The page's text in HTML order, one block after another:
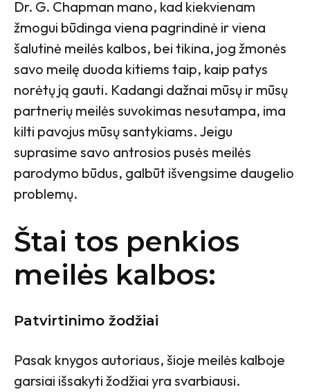
Dr. G. Chapman mano, kad kiekvienam
žmogui būdinga viena pagrindinė ir viena
šalutinė meilės kalbos, bei tikina, jog žmonės
savo meilę duoda kitiems taip, kaip patys
norėtų ją gauti. Kadangi dažnai mūsų ir mūsų
partnerių meilės suvokimas nesutampa, ima
kilti pavojus mūsų santykiams. Jeigu
suprasime savo antrosios pusės meilės
parodymo būdus, galbūt išvengsime daugelio
problemų.
Štai tos penkios
meilės kalbos:
Patvirtinimo žodžiai
Pasak knygos autoriaus, šioje meilės kalboje
garsiai išsakyti žodžiai yra svarbiausi.